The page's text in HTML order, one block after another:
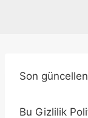
Son
Bu Gizlilik